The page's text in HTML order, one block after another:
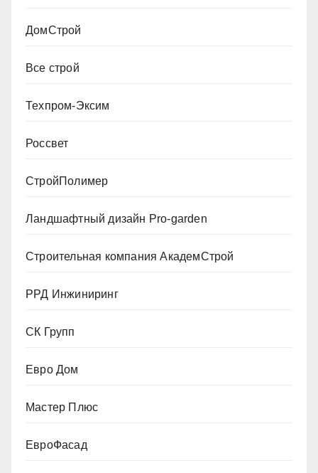
ДомСтрой
Все строй
Техпром-Эксим
Россвет
СтройПолимер
Ландшафтный дизайн Pro-garden
Строительная компания АкадемСтрой
РРД Инжиниринг
СК Групп
Евро Дом
Мастер Плюс
ЕвроФасад